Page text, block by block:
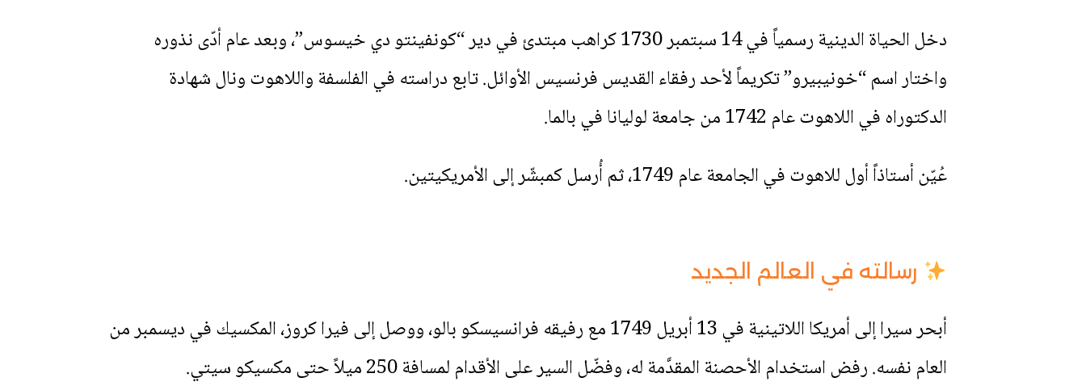
دخل الحياة الدينية رسمياً في 14 سبتمبر 1730 كراهب مبتدئ في دير “كونفينتو دي خيسوس”، وبعد عام أدّى نذوره
واختار اسم “خونيبيرو” تكريماً لأحد رفقاء القديس فرنسيس الأوائل. تابع دراسته في الفلسفة واللاهوت ونال شهادة
الدكتوراه في اللاهوت عام 1742 من جامعة لوليانا في بالما.
عُيّن أستاذاً أول للاهوت في الجامعة عام 1749، ثم أُرسل كمبشّر إلى الأمريكيتين.
رسالته في العالم الجديد
أبحر سيرا إلى أمريكا اللاتينية في 13 أبريل 1749 مع رفيقه فرانسيسكو بالو، ووصل إلى فيرا كروز، المكسيك في ديسمبر من
العام نفسه. رفض استخدام الأحصنة المقدَّمة له، وفضّل السير على الأقدام لمسافة 250 ميلاً حتى مكسيكو سيتي.